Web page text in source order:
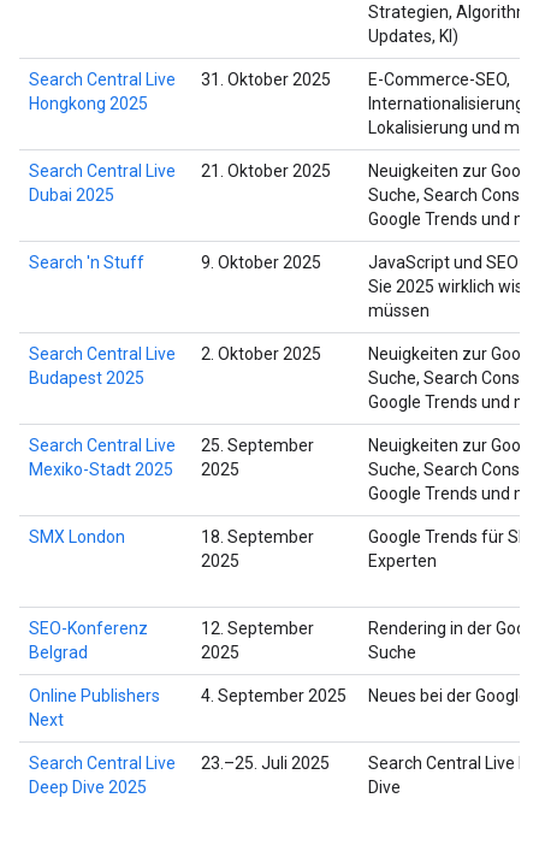
Strategien,
Updates, KI)
Search Central Live
Hongkong 2025
31. Oktober 2025
E-Commerce-SEO,
Internationalisierung,
Lokalisierung und
Search Central Live
Dubai 2025
21. Oktober 2025
Neuigkeiten zur
Suche, Search
Google Trends und
Search 'n Stuff 9. Oktober 2025
JavaScript und SEO –
Sie 2025 wirklich
müssen
Search Central Live
Budapest 2025
2. Oktober 2025
Neuigkeiten zur
Suche, Search
Google Trends und
Search Central Live
Mexiko-Stadt 2025
25. September
2025
Neuigkeiten zur
Suche, Search
Google Trends und
SMX London
18. September
2025
Google Trends für
Experten
SEO-Konferenz
Belgrad
12. September
2025
Rendering in der
Suche
Online Publishers
Next
4. September 2025 Neues bei der Google
Search Central Live
Deep Dive 2025
23.–25. Juli 2025
Search Central Live
Dive